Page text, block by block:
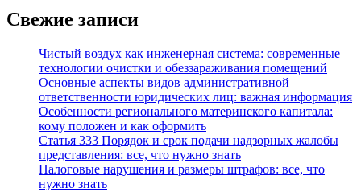
Свежие записи
Чистый воздух как инженерная система: современные
технологии очистки и обеззараживания помещений
Основные аспекты видов административной
ответственности юридических лиц: важная информация
Особенности регионального материнского капитала:
кому положен и как оформить
Статья 333 Порядок и срок подачи надзорных жалобы
представления: все, что нужно знать
Налоговые нарушения и размеры штрафов: все, что
нужно знать